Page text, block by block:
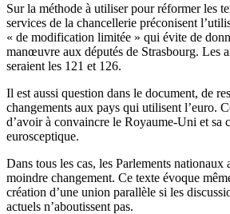
Sur la méthode à utiliser pour réformer les
services de la chancellerie préconisent
« de modification limitée » qui évite de
manœuvre aux députés de Strasbourg. Les
seraient les 121 et 126.
Il est aussi question dans le document, de
changements aux pays qui utilisent l’euro.
d’avoir à convaincre le Royaume-Uni et sa
eurosceptique.
Dans tous les cas, les Parlements nationaux
moindre changement. Ce texte évoque
création d’une union parallèle si les
actuels n’aboutissent pas.